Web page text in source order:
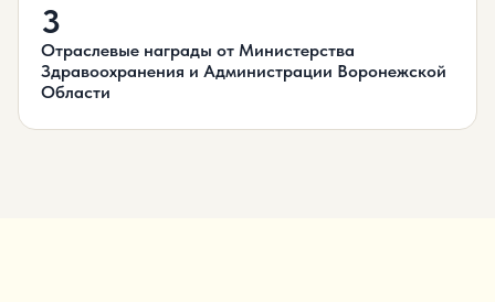
3
Отраслевые награды от Министерства
Здравоохранения и Администрации Воронежской
Области